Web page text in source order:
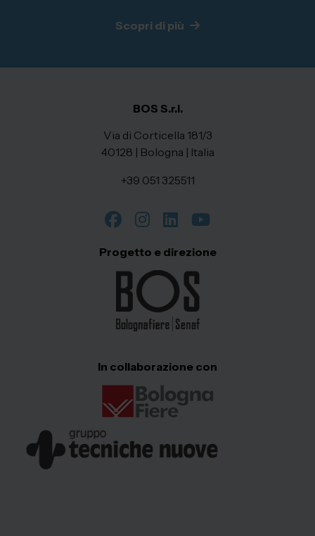
Scopri di più
BOS S.r.l.
Via di Corticella 181/3
40128 | Bologna | Italia
+39 051 325511
Progetto e direzione
In collaborazione con